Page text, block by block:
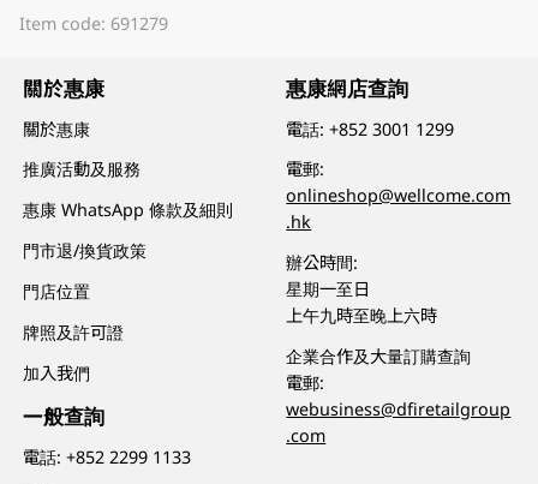
Item code: 691279
關於惠康
關於惠康
推廣活動及服務
惠康 WhatsApp 條款及細則
門市退/換貨政策
門店位置
牌照及許可證
加入我們
一般查詢
電話:+852 2299 1133
惠康網店查詢
電話:+852 3001 1299
電郵:
onlineshop@wellcome.com
.hk
辦公時間:
星期一至日
上午九時至晚上六時
企業合作及大量訂購查詢
電郵:
webusiness@dfiretailgroup
.com